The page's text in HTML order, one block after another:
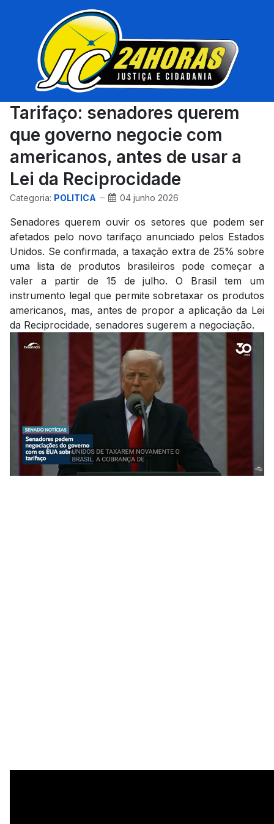
Tarifaço: senadores querem
que governo negocie com
americanos, antes de usar a
Lei da Reciprocidade
Categoria: POLITICA 04 junho 2026
Senadores querem ouvir os setores que podem ser
afetados pelo novo tarifaço anunciado pelos Estados
Unidos. Se confirmada, a taxação extra de 25% sobre
uma lista de produtos brasileiros pode começar a
valer a partir de 15 de julho. O Brasil tem um
instrumento legal que permite sobretaxar os produtos
americanos, mas, antes de propor a aplicação da Lei
da Reciprocidade, senadores sugerem a negociação.